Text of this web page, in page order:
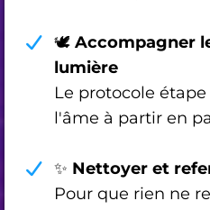
🕊️ Accompagner
lumière
Le protocole
l'âme à partir en
✨ Nettoyer et
Pour que rien ne